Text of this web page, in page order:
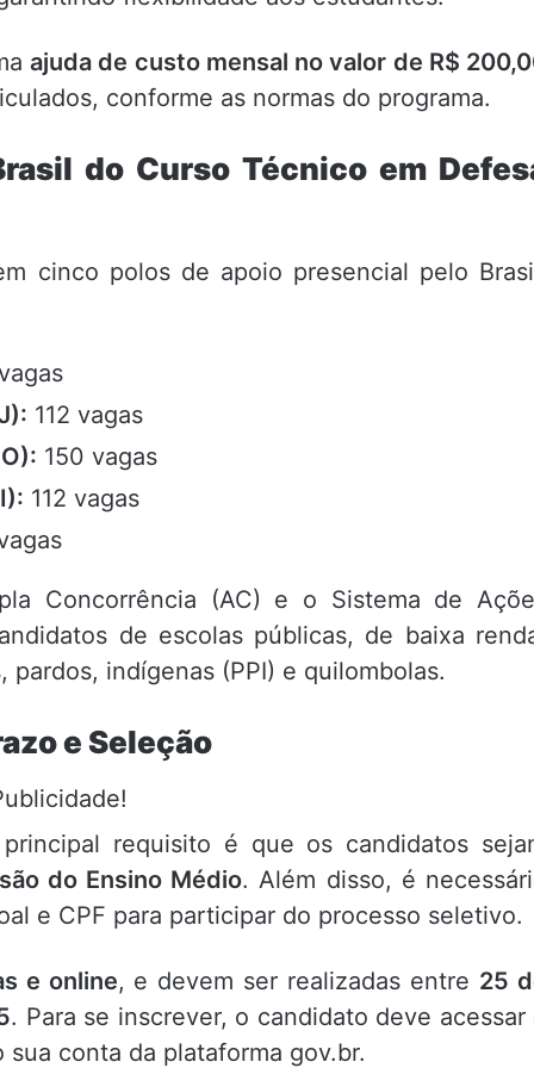
ajuda de custo mensal no valor de R$
conforme as normas do programa.
do Curso Técnico em
cinco polos de apoio presencial pelo
112 vagas
150 vagas
112 vagas
Concorrência (AC) e o Sistema de
de escolas públicas, de baixa
indígenas (PPI) e quilombolas.
e Seleção
requisito é que os candidatos
do Ensino Médio. Além disso, é
e CPF para participar do processo seletivo.
e online, e devem ser realizadas entre 25
. Para se inscrever, o candidato deve acessar
conta da plataforma gov.br.